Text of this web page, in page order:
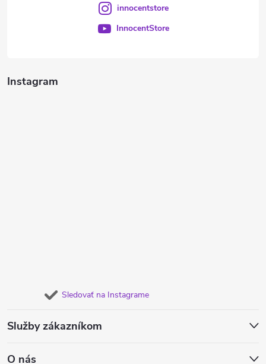
Instagram
Sledovať na Instagrame
Služby zákazníkom
O nás
innocentstore
InnocentStore